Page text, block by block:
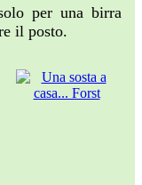
per una birra
il posto.